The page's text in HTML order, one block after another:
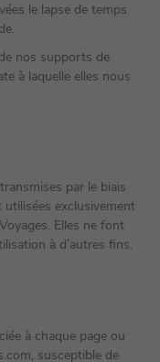
le lapse de temps
nos supports de
à laquelle elles nous
par le biais
exclusivement
Elles ne font
à d’autres fins.
à chaque page ou
susceptible de